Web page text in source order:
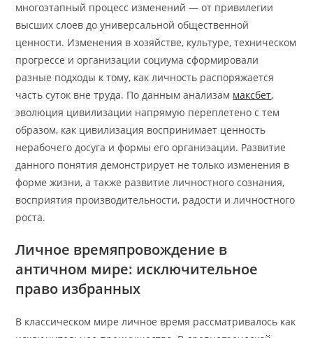
многоэтапный процесс изменений — от привилегии
высших слоев до универсальной общественной
ценности. Изменения в хозяйстве, культуре, техническом
прогрессе и организации социума сформировали
разные подходы к тому, как личность распоряжается
часть суток вне труда. По данным анализам максбет,
эволюция цивилизации напрямую переплетено с тем
образом, как цивилизация воспринимает ценность
нерабочего досуга и формы его организации. Развитие
данного понятия демонстрирует не только изменения в
форме жизни, а также развитие личностного сознания,
восприятия производительности, радости и личностного
роста.
Личное времяпровождение в
античном мире: исключительное
право избранных
В классическом мире личное время рассматривалось как